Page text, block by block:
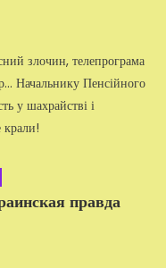
злочин, телепрограма
Начальнику Пенсійного
у шахрайстві і
правда